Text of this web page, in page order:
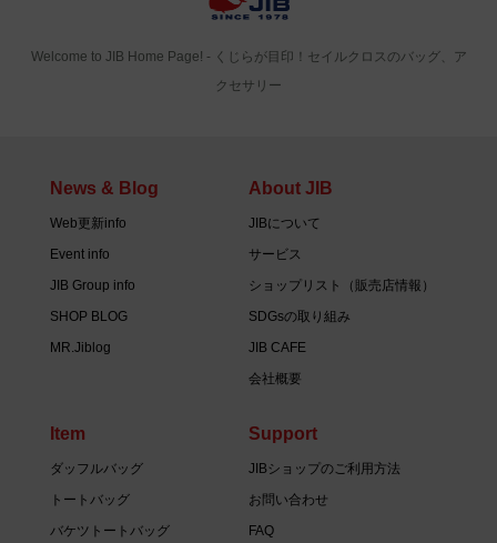
Welcome to JIB Home Page! ‐ くじらが目印！セイルクロスのバッグ、ア
クセサリー
News & Blog
Web更新info
Event info
JIB Group info
SHOP BLOG
MR.Jiblog
About JIB
JIBについて
サービス
ショップリスト（販売店情報）
SDGsの取り組み
JIB CAFE
会社概要
Item
ダッフルバッグ
トートバッグ
バケツトートバッグ
Support
JIBショップのご利用方法
お問い合わせ
FAQ